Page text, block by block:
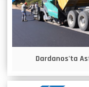
Dardanos'ta